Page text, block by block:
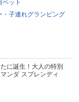
ペット
・子連れグランピング
に誕生！大人の特別
ンダ スプレンディ